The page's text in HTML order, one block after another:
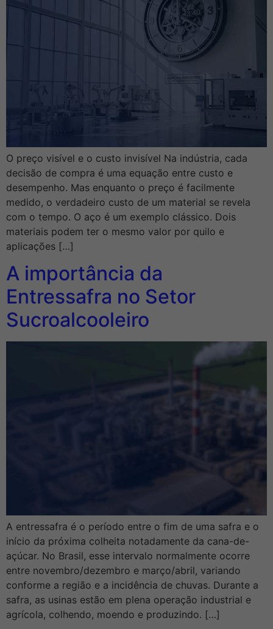
O preço visível e o custo invisível Na indústria, cada
decisão de compra é uma equação entre custo e
desempenho. Mas enquanto o preço é facilmente
medido, o verdadeiro custo de um material se revela
com o tempo. O aço é um exemplo clássico. Dois
materiais podem ter o mesmo valor por quilo e
aplicações […]
A importância da
Entressafra no Setor
Sucroalcooleiro
A entressafra é o período entre o fim de uma safra e o
início da próxima colheita notadamente da cana-de-
açúcar. No Brasil, esse intervalo normalmente ocorre
entre novembro/dezembro e março/abril, variando
conforme a região e a incidência de chuvas. Durante a
safra, as usinas estão em plena operação industrial e
agrícola, colhendo, moendo e produzindo. […]